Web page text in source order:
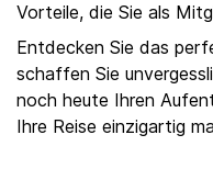
Vorteile, die Sie als
Entdecken Sie das
schaffen Sie
noch heute Ihren
Ihre Reise einzigartig